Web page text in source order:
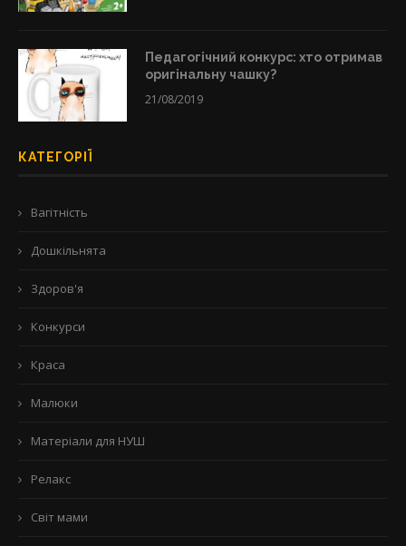
Педагогічний конкурс: хто отримав
оригінальну чашку?
21/08/2019
КАТЕГОРІЇ
Вагітність
Дошкільнята
Здоров'я
Конкурси
Краса
Малюки
Матеріали для НУШ
Релакс
Світ мами